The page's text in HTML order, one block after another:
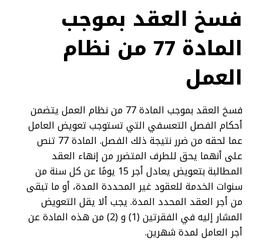
فسخ العقد بموجب
المادة 77 من نظام
العمل
فسخ العقد بموجب المادة 77 من نظام العمل يتضمن
أحكام الفصل التعسفي التي تستوجب تعويض العامل
عما لحقه من ضرر نتيجة ذلك الفصل. المادة 77 تنص
على أنهما يحق للطرف المتضرر من إنهاء العقد
المطالبة بتعويض يعادل أجر 15 يومًا عن كل سنة من
سنوات الخدمة للعقود غير المحددة المدة، أو ما تبقى
من أجر العقد المحدد المدة. يجب ألا يقل التعويض
المشار إليه في الفقرتين (1) و (2) من هذه المادة عن
أجر العامل لمدة شهرين.